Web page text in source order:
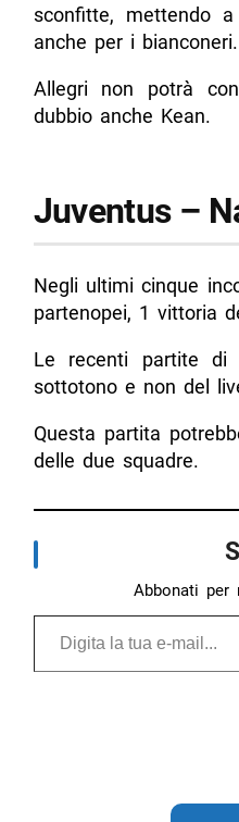
sconfitte, mettendo
anche per i bianconeri.
Allegri non potrà
dubbio anche Kean.
Juventus –
Negli ultimi cinque
partenopei, 1 vittoria
Le recenti partite di
sottotono e non del
Questa partita
delle due squadre.
Abbonati
Digita la tua e-mail...